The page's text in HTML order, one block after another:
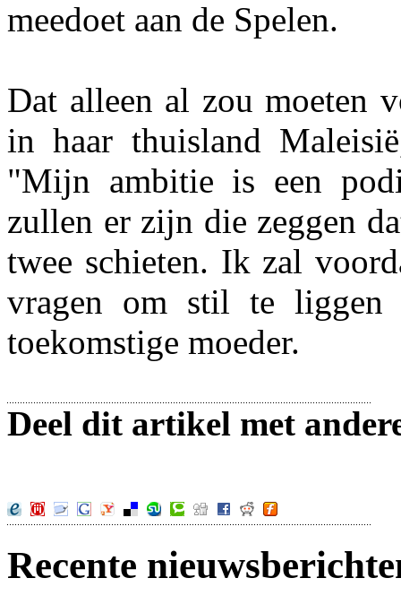
meedoet aan de Spelen.
Dat alleen al zou moeten
in haar thuisland
"Mijn ambitie is een
zullen er zijn die zeggen
twee schieten. Ik zal
vragen om stil te liggen
toekomstige moeder.
Deel dit artikel met
Recente